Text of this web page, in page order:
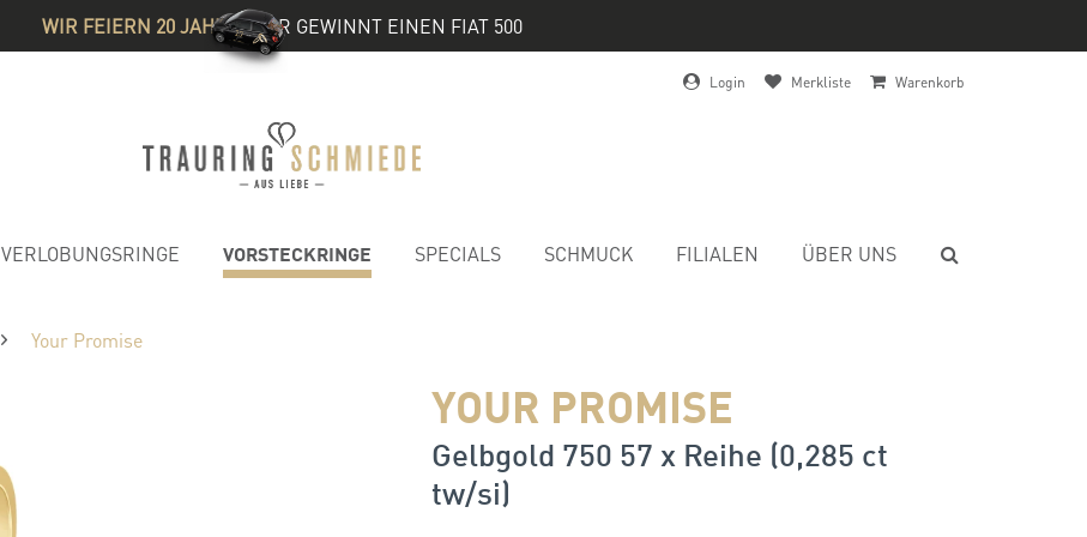
WIR FEIERN 20 JAHRE& IHR GEWINNT EINEN FIAT 500
Login Merkliste Warenkorb
VERLOBUNGSRINGE VORSTECKRINGE SPECIALS SCHMUCK FILIALEN ÜBER UNS
Your Promise
YOUR PROMISE
Gelbgold 750 57 x Reihe (0,285 ct
tw/si)